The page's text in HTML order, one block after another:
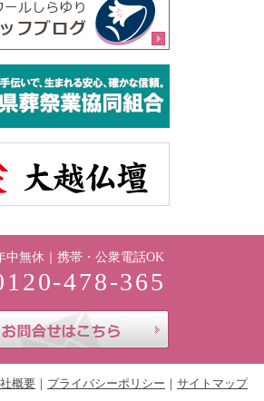
中無休｜携帯・公衆電話OK
478-365
概要 プライバシーポリシー サイトマップ